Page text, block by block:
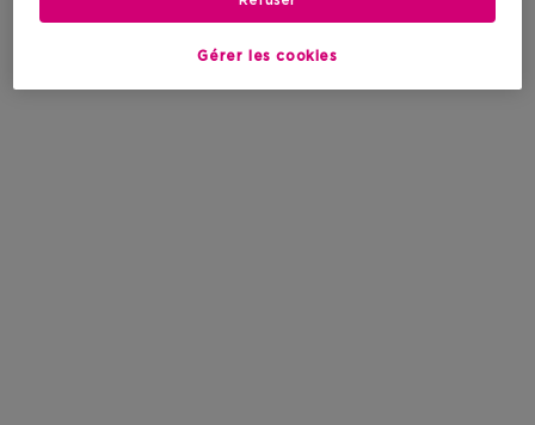
Gérer les cookies